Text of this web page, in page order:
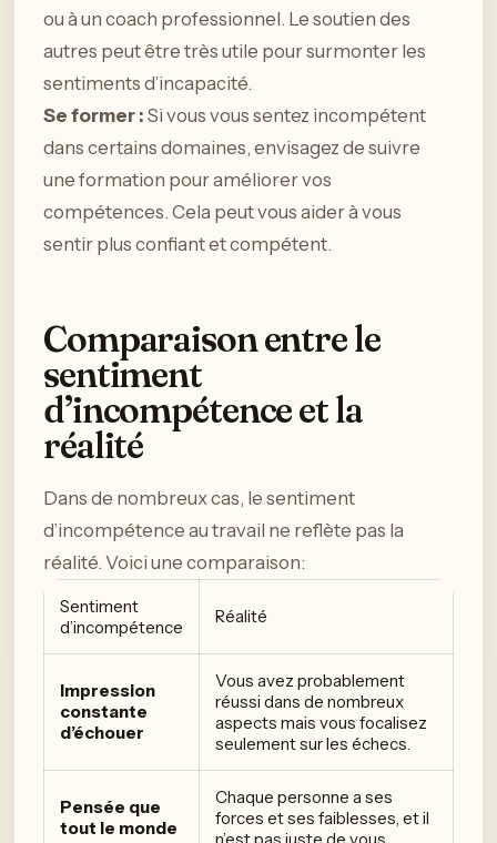
ou à un coach professionnel. Le soutien des
autres peut être très utile pour surmonter les
sentiments d’incapacité.
Se former : Si vous vous sentez incompétent
dans certains domaines, envisagez de suivre
une formation pour améliorer vos
compétences. Cela peut vous aider à vous
sentir plus confiant et compétent.
Comparaison entre le
sentiment
d’incompétence et la
réalité
Dans de nombreux cas, le sentiment
d’incompétence au travail ne reflète pas la
réalité. Voici une comparaison:
Sentiment
d’incompétence
Réalité
Impression
constante
d’échouer
Vous avez probablement
réussi dans de nombreux
aspects mais vous focalisez
seulement sur les échecs.
Pensée que
tout le monde
Chaque personne a ses
forces et ses faiblesses, et il